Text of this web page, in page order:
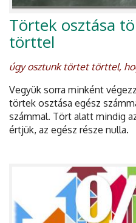
Törtek osztása
törttel
úgy osztunk törtet törttel,
Vegyük sorra minként
törtek osztása egész
számmal. Tört alatt mindig
értjük, az egész része nulla.